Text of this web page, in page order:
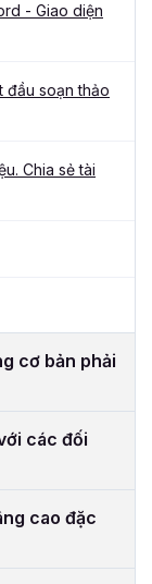
- Giao diện
đầu soạn thảo
Chia sẻ tài
cơ bản phải
các đối
cao đặc